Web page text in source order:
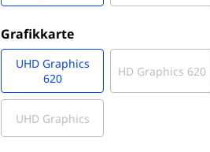
Grafikkarte
UHD Graphics
620
HD Graphics 620
UHD Graphics